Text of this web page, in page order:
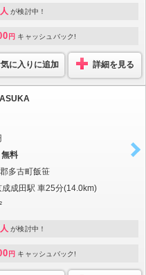
が検討中！
円 キャッシュバック!
に入りに追加 詳細を見る
無料
多古町飯笹
成成田駅 車25分(14.0km)
が検討中！
円 キャッシュバック!